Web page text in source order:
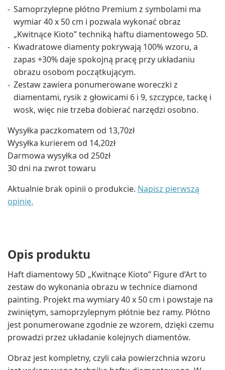
Samoprzylepne płótno Premium z symbolami ma
wymiar 40 x 50 cm i pozwala wykonać obraz
„Kwitnące Kioto” techniką haftu diamentowego 5D.
Kwadratowe diamenty pokrywają 100% wzoru, a
zapas +30% daje spokojną pracę przy układaniu
obrazu osobom początkującym.
Zestaw zawiera ponumerowane woreczki z
diamentami, rysik z głowicami 6 i 9, szczypce, tackę i
wosk, więc nie trzeba dobierać narzędzi osobno.
Wysyłka paczkomatem od 13,70zł
Wysyłka kurierem od 14,20zł
Darmowa wysyłka od 250zł
30 dni na zwrot towaru
Aktualnie brak opinii o produkcie. Napisz pierwszą
opinię.
Opis produktu
Haft diamentowy 5D „Kwitnące Kioto” Figure d’Art to
zestaw do wykonania obrazu w technice diamond
painting. Projekt ma wymiary 40 x 50 cm i powstaje na
zwiniętym, samoprzylepnym płótnie bez ramy. Płótno
jest ponumerowane zgodnie ze wzorem, dzięki czemu
prowadzi przez układanie kolejnych diamentów.
Obraz jest kompletny, czyli cała powierzchnia wzoru